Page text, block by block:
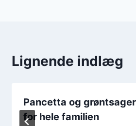
Lignende indlæg
Pancetta og
for hele familien